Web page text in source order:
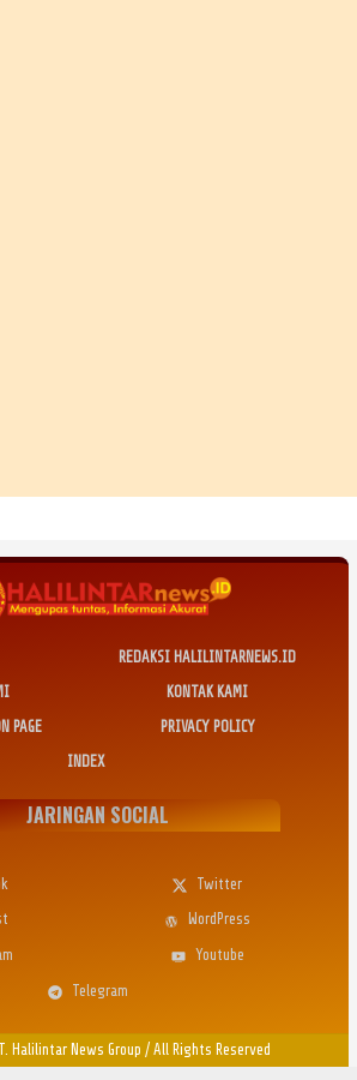
REDAKSI HALILINTARNEWS.ID
KONTAK KAMI
PAGE
PRIVACY POLICY
INDEX
JARINGAN SOCIAL
Twitter
WordPress
Youtube
Telegram
Halilintar News Group / All Rights Reserved